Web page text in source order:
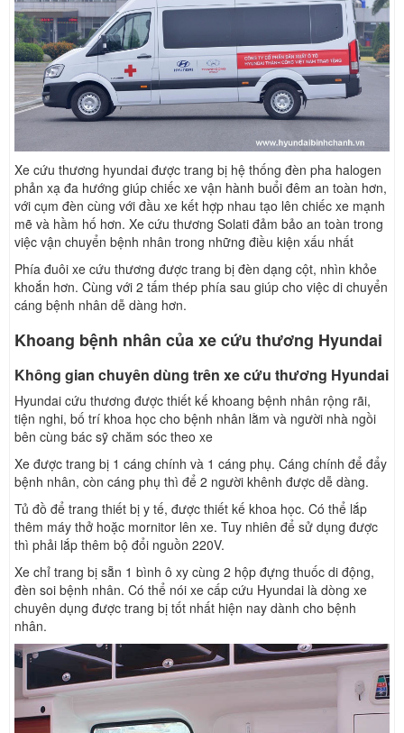
Xe cứu thương hyundai được trang bị hệ thống đèn pha halogen
phản xạ đa hướng giúp chiếc xe vận hành buổi đêm an toàn hơn,
với cụm đèn cùng với đầu xe kết hợp nhau tạo lên chiếc xe mạnh
mẽ và hầm hố hơn. Xe cứu thương Solati đảm bảo an toàn trong
việc vận chuyển bệnh nhân trong những điều kiện xấu nhất
Phía đuôi xe cứu thương được trang bị đèn dạng cột, nhìn khỏe
khoắn hơn. Cùng với 2 tấm thép phía sau giúp cho việc di chuyển
cáng bệnh nhân dễ dàng hơn.
Khoang bệnh nhân của xe cứu thương Hyundai
Không gian chuyên dùng trên xe cứu thương Hyundai
Hyundai cứu thương được thiết kế khoang bệnh nhân rộng rãi,
tiện nghi, bố trí khoa học cho bệnh nhân lằm và người nhà ngồi
bên cùng bác sỹ chăm sóc theo xe
Xe được trang bị 1 cáng chính và 1 cáng phụ. Cáng chính để đẩy
bệnh nhân, còn cáng phụ thì để 2 người khênh được dễ dàng.
Tủ đồ để trang thiết bị y tế, được thiết kế khoa học. Có thể lắp
thêm máy thở hoặc mornitor lên xe. Tuy nhiên để sử dụng được
thì phải lắp thêm bộ đổi nguồn 220V.
Xe chỉ trang bị sẵn 1 bình ô xy cùng 2 hộp đựng thuốc di động,
đèn soi bệnh nhân. Có thể nói xe cấp cứu Hyundai là dòng xe
chuyên dụng được trang bị tốt nhất hiện nay dành cho bệnh
nhân.